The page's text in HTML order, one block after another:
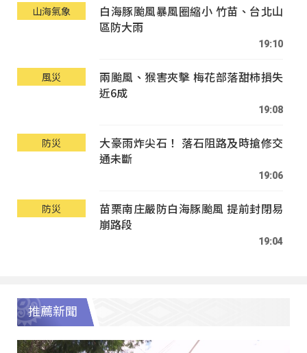
山海氣象
白海豚颱風暴風圈縮小 竹苗、台北山
區防大雨
19:10
風災
兩颱風、猴害夾擊 梅花部落甜柿損失
近6成
19:08
防災
大豪雨炸尖石！ 落石阻路及時搶修交
通未斷
19:06
防災
苗栗南庄嚴防白海豚颱風 提前封閉易
崩路段
19:04
推薦新聞